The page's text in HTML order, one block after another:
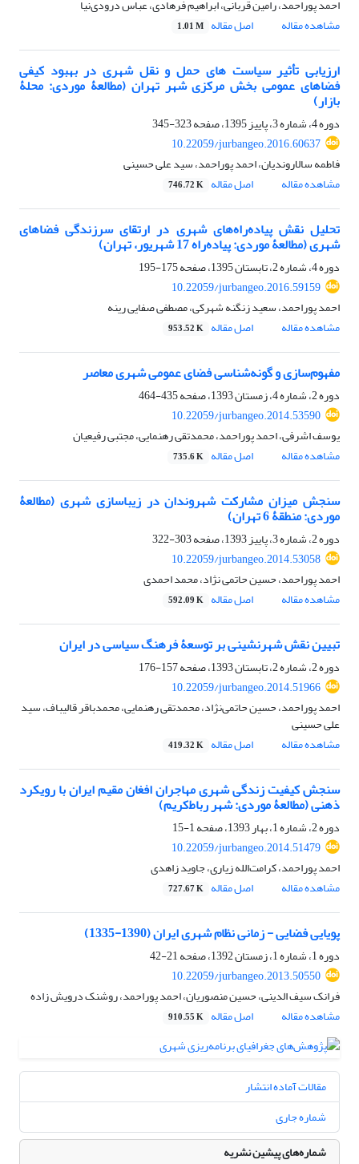
احمد پوراحمد، رامین قربانی، ابراهیم فرهادی، عباس درودی‌نیا
مشاهده مقاله
اصل مقاله 1.01 M
ارزیابی تأثیر سیاست های حمل و نقل شهری در بهبود کیفی
فضاهای عمومی بخش مرکزی شهر تهران (مطالعۀ موردی: محلۀ
بازار)
دوره 4، شماره 3، پاییز 1395، صفحه
323-345
10.22059/jurbangeo.2016.60637
فاطمه سالاروندیان، احمد پوراحمد، سید علی حسینی
مشاهده مقاله
اصل مقاله 746.72 K
تحلیل نقش پیاده‌راه‌های شهری در ارتقای سرزندگی فضاهای
شهری (مطالعۀ موردی: پیاده‌راه 17 شهریور، تهران)
دوره 4، شماره 2، تابستان 1395، صفحه
175-195
10.22059/jurbangeo.2016.59159
احمد پوراحمد، سعید زنگنه شهرکی، مصطفی صفایی رینه
مشاهده مقاله
اصل مقاله 953.52 K
مفهوم‌سازی و گونه‌شناسی فضای عمومی شهری معاصر
دوره 2، شماره 4، زمستان 1393، صفحه
435-464
10.22059/jurbangeo.2014.53590
یوسف اشرفی، احمد پوراحمد، محمدتقی رهنمایی، مجتبی رفیعیان
مشاهده مقاله
اصل مقاله 735.6 K
سنجش میزان مشارکت شهروندان در زیباسازی شهری (مطالعۀ
موردی: منطقۀ 6 تهران)
دوره 2، شماره 3، پاییز 1393، صفحه
303-322
10.22059/jurbangeo.2014.53058
احمد پوراحمد، حسین حاتمی نژاد، محمد احمدی
مشاهده مقاله
اصل مقاله 592.09 K
تبیین نقش شهرنشینی بر توسعۀ فرهنگ سیاسی در ایران
دوره 2، شماره 2، تابستان 1393، صفحه
157-176
10.22059/jurbangeo.2014.51966
احمد پوراحمد، حسین حاتمی‌نژاد، محمدتقی رهنمایی، محمدباقر قالیباف، سید
علی حسینی
مشاهده مقاله
اصل مقاله 419.32 K
سنجش کیفیت زندگی شهری مهاجران ‌افغان مقیم ایران با رویکرد
ذهنی (مطالعۀ موردی: شهر رباط‌کریم)
دوره 2، شماره 1، بهار 1393، صفحه
1-15
10.22059/jurbangeo.2014.51479
احمد پوراحمد، کرامت‌الله زیاری، جاوید زاهدی
مشاهده مقاله
اصل مقاله 727.67 K
پویایی فضایی - زمانی نظام شهری ایران (1390-1335)
دوره 1، شماره 1، زمستان 1392، صفحه
21-42
10.22059/jurbangeo.2013.50550
فرانک سیف الدینی، حسین منصوریان، احمد پوراحمد، روشنک درویش زاده
مشاهده مقاله
اصل مقاله 910.55 K
مقالات آماده انتشار
شماره جاری
شماره‌های پیشین نشریه